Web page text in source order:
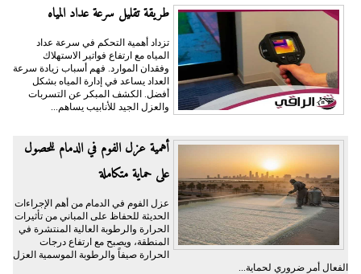
طريقة تقليل سرعة عداد المياه
تزداد أهمية التحكم في سرعة عداد
المياه مع ارتفاع فواتير الاستهلاك
وفقدان الموارد. فهم أسباب زيادة سرعة
العداد يساعد في إدارة المياه بشكل
أفضل. الكشف المبكر عن التسربات
والعزل الجيد للأنابيب يساهم...
أهمية عزل الفوم في الدمام للحصول
على حماية متكاملة
عزل الفوم في الدمام من أهم الإجراءات
الحديثة للحفاظ على المباني من تأثيرات
الحرارة والرطوبة العالية المنتشرة في
المنطقة، ويصبح مع ارتفاع درجات
الحرارة صيفاً والرطوبة الموسمية العزل
الفعال أمر ضروري لحماية...